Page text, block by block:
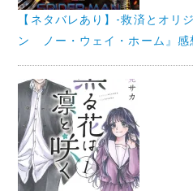
【ネタバレあり】-救済とオリ
ン ノー・ウェイ・ホーム』感